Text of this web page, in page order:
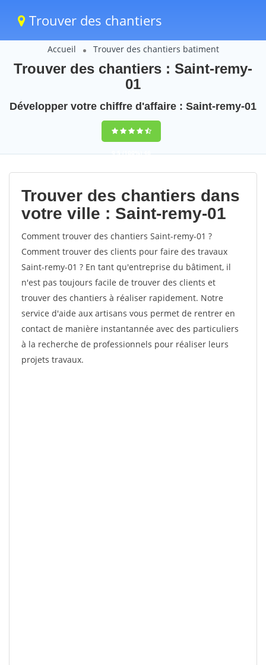
Trouver des chantiers
Accueil Trouver des chantiers batiment
Trouver des chantiers : Saint-remy-
01
Développer votre chiffre d'affaire : Saint-remy-01
9,5(100%)46
votes
Trouver des chantiers dans
votre ville : Saint-remy-01
Comment trouver des chantiers Saint-remy-01 ?
Comment trouver des clients pour faire des travaux
Saint-remy-01 ? En tant qu'entreprise du bâtiment, il
n'est pas toujours facile de trouver des clients et
trouver des chantiers à réaliser rapidement. Notre
service d'aide aux artisans vous permet de rentrer en
contact de manière instantannée avec des particuliers
à la recherche de professionnels pour réaliser leurs
projets travaux.